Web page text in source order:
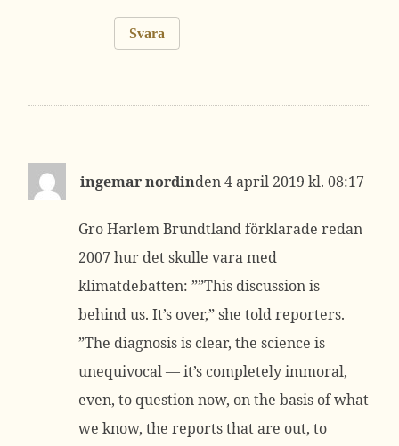
Svara
ingemar nordin 4 april 2019 kl. 08:17
Gro Harlem Brundtland förklarade redan
2007 hur det skulle vara med
klimatdebatten: ””This discussion is
behind us. It’s over,” she told reporters.
”The diagnosis is clear, the science is
unequivocal — it’s completely immoral,
even, to question now, on the basis of what
we know, the reports that are out, to